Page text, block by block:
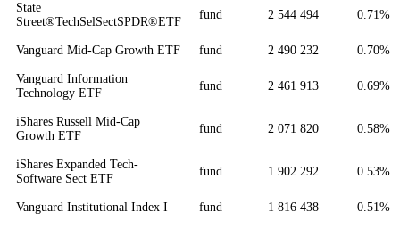
State
Street®TechSelSectSPDR®ETF
fund 2 544 494 0.71%
Vanguard Mid-Cap Growth ETF fund 2 490 232 0.70%
Vanguard Information
Technology ETF
fund 2 461 913 0.69%
iShares Russell Mid-Cap
Growth ETF
fund 2 071 820 0.58%
iShares Expanded Tech-
Software Sect ETF
fund 1 902 292 0.53%
Vanguard Institutional Index I fund 1 816 438 0.51%